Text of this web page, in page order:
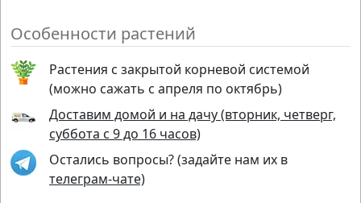
Особенности растений
Растения с закрытой корневой системой
(можно сажать с апреля по октябрь)
Доставим домой и на дачу (вторник, четверг,
суббота с 9 до 16 часов)
Остались вопросы? (задайте нам их в
телеграм-чате)